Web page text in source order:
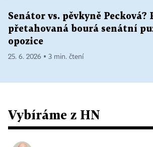
Senátor vs. pěvkyně Pecková?
přetahovaná bourá senátní
opozice
25. 6. 2026 ▪ 3 min. čtení
Vybíráme z HN